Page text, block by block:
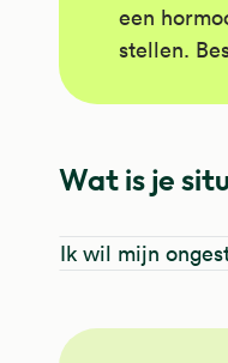
een
stellen.
Wat is je
Ik wil mijn
NHG